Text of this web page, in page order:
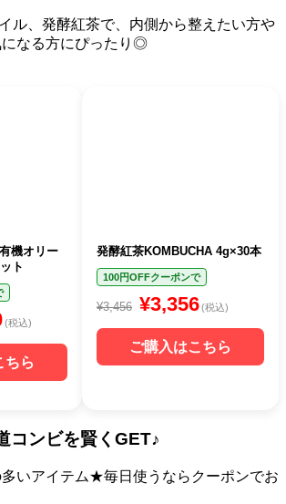
ル、発酵紅茶で、内側から整えたい方や
になる方にぴったり◎
機オリー
ト
(税込)
ちら
発酵紅茶KOMBUCHA 4g×30本
100円OFFクーポンで
¥3,456 ¥3,356(税込)
ご購入はこちら
コンビを賢くGET♪
いアイテム★毎日使うならクーポンでお